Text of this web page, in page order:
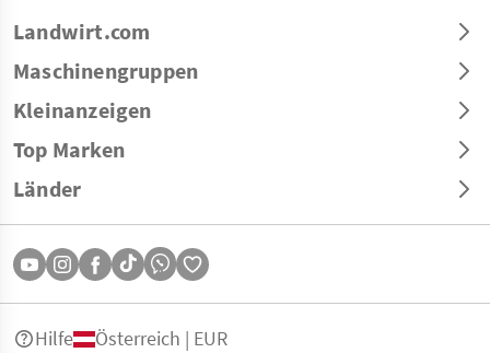
Landwirt.com
Maschinengruppen
Kleinanzeigen
Top Marken
Länder
Hilfe Österreich | EUR